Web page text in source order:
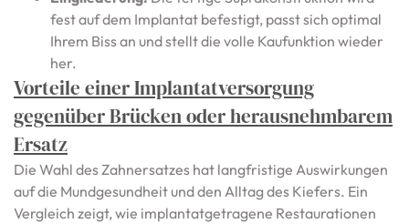
fest auf dem Implantat befestigt, passt sich optimal
Ihrem Biss an und stellt die volle Kaufunktion wieder
her.
Vorteile einer Implantatversorgung
gegenüber Brücken oder herausnehmbarem
Ersatz
Die Wahl des Zahnersatzes hat langfristige Auswirkungen
auf die Mundgesundheit und den Alltag des Kiefers. Ein
Vergleich zeigt, wie implantatgetragene Restaurationen